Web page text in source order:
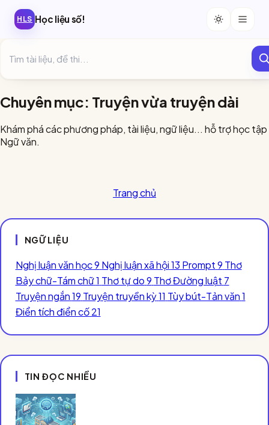
HLS Học liệu số!
Chuyên mục: Truyện vừa truyện dài
Khám phá các phương pháp, tài liệu, ngữ liệu... hỗ trợ học tập
Ngữ văn.
Trang chủ
NGỮ LIỆU
Nghị luận văn học9 Nghị luận xã hội13 Prompt9 Thơ
Bảy chữ-Tám chữ1 Thơ tự do9 Thơ Đường luật 7
Truyện ngắn19 Truyện truyền kỳ11 Tùy bút-Tản văn1
Điển tích điển cố 21
TIN ĐỌC NHIỀU